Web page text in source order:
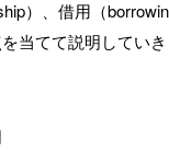
）、借用（
当てて説明していき